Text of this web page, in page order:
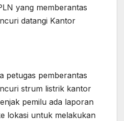
yang memberantas
datangi Kantor
petugas pemberantas
strum listrik kantor
pemilu ada laporan
lokasi untuk melakukan